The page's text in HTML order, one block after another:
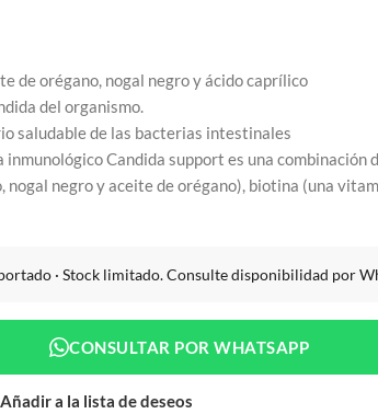
de orégano, nogal negro y ácido caprílico
del organismo.
saludable de las bacterias intestinales
Candida support es una combinación
nogal negro y aceite de orégano), biotina (una
· Stock limitado. Consulte disponibilidad por
CONSULTAR POR WHATSAPP
Añadir a la lista de deseos